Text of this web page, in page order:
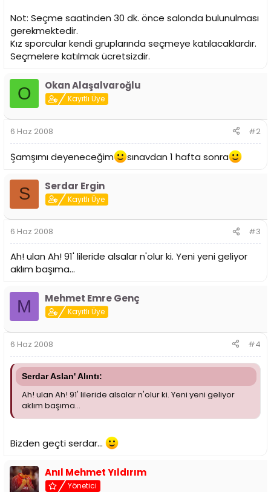
Not: Seçme saatinden 30 dk. önce salonda bulunulması
gerekmektedir.
Kız sporcular kendi gruplarında seçmeye katılacaklardır.
Seçmelere katılmak ücretsizdir.
O Okan Alaşalvaroğlu
Kayıtlı Üye
6 Haz 2008 #2
Şamşımı deyeneceğim sınavdan 1 hafta sonra
S Serdar Ergin
Kayıtlı Üye
6 Haz 2008 #3
Ah! ulan Ah! 91' lileride alsalar n'olur ki. Yeni yeni geliyor
aklım başıma...
M Mehmet Emre Genç
Kayıtlı Üye
6 Haz 2008 #4
Serdar Aslan' Alıntı:
Ah! ulan Ah! 91' lileride alsalar n'olur ki. Yeni yeni geliyor
aklım başıma...
Bizden geçti serdar...
Anıl Mehmet Yıldırım
Yönetici